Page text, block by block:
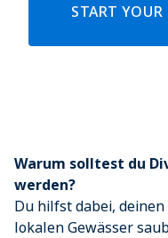
START
Warum solltest du
werden?
Du hilfst dabei,
lokalen Gewässer